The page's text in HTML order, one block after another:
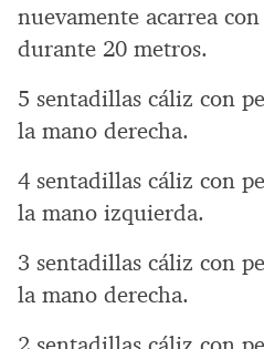
nuevamente acarrea
durante 20 metros.
5 sentadillas cáliz con
la mano derecha.
4 sentadillas cáliz con
la mano izquierda.
3 sentadillas cáliz con
la mano derecha.